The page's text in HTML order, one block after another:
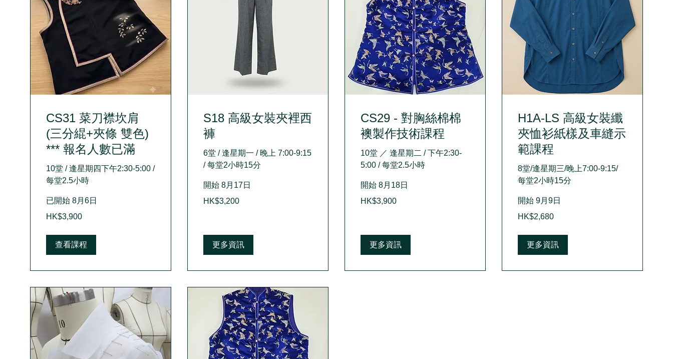
CS31 菜刀襟坎肩
(三分緄+夾條 雙色)
*** 報名人數已滿
10堂 / 逢星期四下午2:30-5:00 /
每堂2.5小時
已開始 8月6日
Hong
HK$3,900
查看課程
S18 高級女裝夾裡西
褲
6堂 / 逢星期一 / 晚上 7:00-9:15
/ 每堂2小時15分
開始 8月17日
Hong
HK$3,200
更多資訊
CS29 - 對胸絲棉棉
襖製作技術課程
10堂 ／ 逢星期二 / 下午2:30-
5:00 / 每堂2.5小時
開始 8月18日
Hong
HK$3,900
更多資訊
H1A-LS 高級女裝纖
夾恤衫紙樣及車縫示
範課程
8堂/逢星期三/晚上7:00-9:15/
每堂2小時15分
開始 9月9日
Hong
HK$2,680
更多資訊